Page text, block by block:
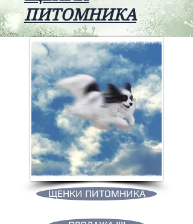
ПИТОМНИКА
ЩЕНКИ ПИТОМНИКА